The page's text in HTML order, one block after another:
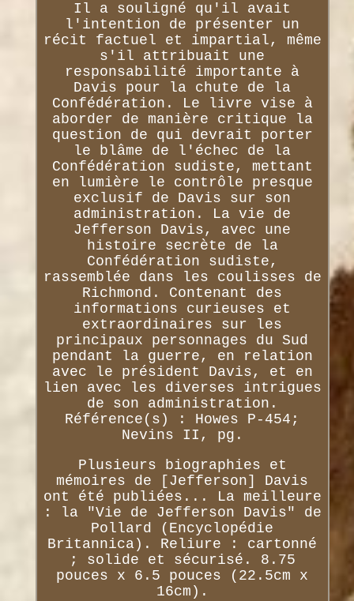
Il a souligné qu'il avait
l'intention de présenter un
récit factuel et impartial, même
s'il attribuait une
responsabilité importante à
Davis pour la chute de la
Confédération. Le livre vise à
aborder de manière critique la
question de qui devrait porter
le blâme de l'échec de la
Confédération sudiste, mettant
en lumière le contrôle presque
exclusif de Davis sur son
administration. La vie de
Jefferson Davis, avec une
histoire secrète de la
Confédération sudiste,
rassemblée dans les coulisses de
Richmond. Contenant des
informations curieuses et
extraordinaires sur les
principaux personnages du Sud
pendant la guerre, en relation
avec le président Davis, et en
lien avec les diverses intrigues
de son administration.
Référence(s) : Howes P-454;
Nevins II, pg.
Plusieurs biographies et
mémoires de [Jefferson] Davis
ont été publiées... La meilleure
: la "Vie de Jefferson Davis" de
Pollard (Encyclopédie
Britannica). Reliure : cartonné
; solide et sécurisé. 8.75
pouces x 6.5 pouces (22.5cm x
16cm).